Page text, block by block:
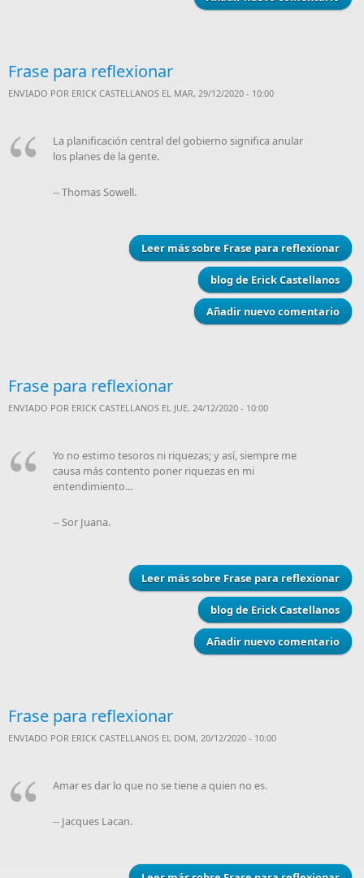
Frase para reflexionar
ENVIADO POR ERICK CASTELLANOS EL MAR, 29/12/2020 - 10:00
La planificación central del gobierno significa anular
los planes de la gente.
-- Thomas Sowell.
Leer mássobre Frase para reflexionar
blog de Erick Castellanos
Añadir nuevo comentario
Frase para reflexionar
ENVIADO POR ERICK CASTELLANOS EL JUE, 24/12/2020 - 10:00
Yo no estimo tesoros ni riquezas; y así, siempre me
causa más contento poner riquezas en mi
entendimiento...
-- Sor Juana.
Leer mássobre Frase para reflexionar
blog de Erick Castellanos
Añadir nuevo comentario
Frase para reflexionar
ENVIADO POR ERICK CASTELLANOS EL DOM, 20/12/2020 - 10:00
Amar es dar lo que no se tiene a quien no es.
-- Jacques Lacan.